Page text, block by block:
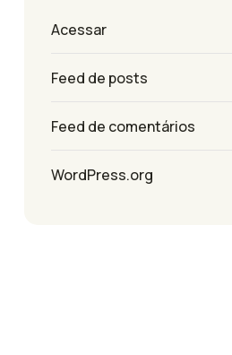
Acessar
Feed de posts
Feed de comentários
WordPress.org